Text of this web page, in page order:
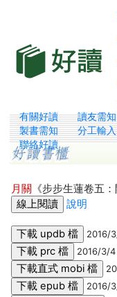
有關好讀 讀友需知
製書需知
分工輸入
聯絡好讀
月關 《步步生蓮卷五
說明
2016/
2016/3/
2016/